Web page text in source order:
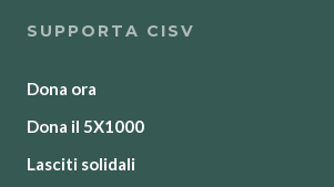
SUPPORTA CISV
Dona ora
Dona il 5X1000
Lasciti solidali